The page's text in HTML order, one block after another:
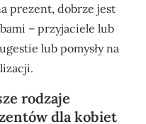
prezent, dobrze jest
– przyjaciele lub
lub pomysły na
rodzaje
dla kobiet